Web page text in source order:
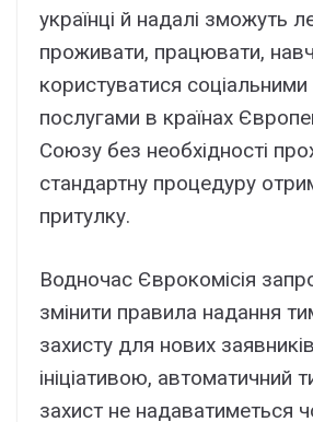
українці й надалі зможуть
проживати, працювати,
користуватися
послугами в країнах
Союзу без необхідності
стандартну процедуру
притулку.
Водночас Єврокомісія
змінити правила надання
захисту для нових
ініціативою, автоматичний
захист не надаватиметься